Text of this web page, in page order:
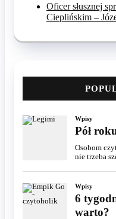
Oficer słusznej
Cieplińskim –
Wpisy
Pół
Osobom
nie trzeba
Wpisy
6
warto?